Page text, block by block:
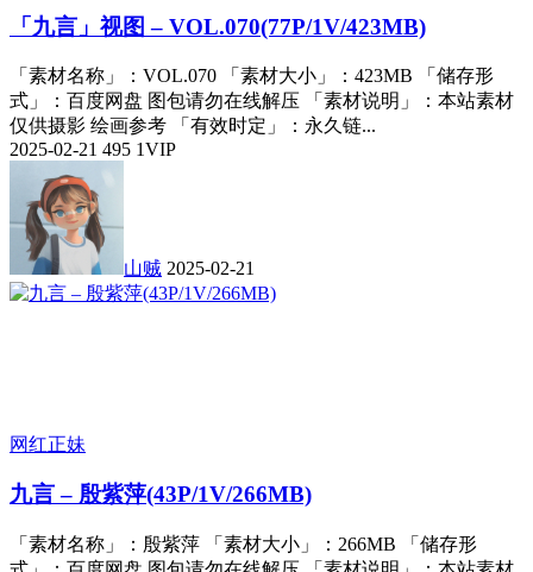
「九言」视图 – VOL.070(77P/1V/423MB)
「素材名称」：VOL.070 「素材大小」：423MB 「储存形
式」：百度网盘 图包请勿在线解压 「素材说明」：本站素材
仅供摄影 绘画参考 「有效时定」：永久链...
2025-02-21 495 1VIP
山贼 2025-02-21
网红正妹
九言 – 殷紫萍(43P/1V/266MB)
「素材名称」：殷紫萍 「素材大小」：266MB 「储存形